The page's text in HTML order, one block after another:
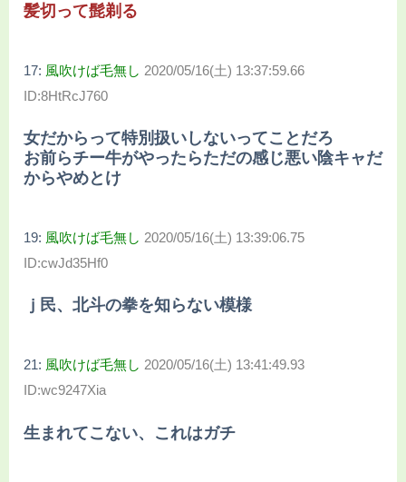
髪切って髭剃る
17: 風吹けば毛無し 2020/05/16(土) 13:37:59.66
ID:8HtRcJ760
女だからって特別扱いしないってことだろ
お前らチー牛がやったらただの感じ悪い陰キャだ
からやめとけ
19: 風吹けば毛無し 2020/05/16(土) 13:39:06.75
ID:cwJd35Hf0
ｊ民、北斗の拳を知らない模様
21: 風吹けば毛無し 2020/05/16(土) 13:41:49.93
ID:wc9247Xia
生まれてこない、これはガチ